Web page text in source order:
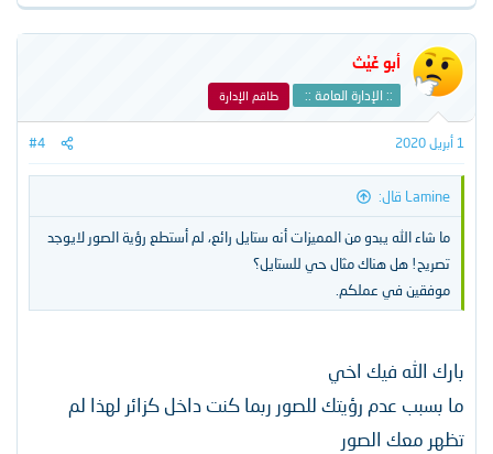
أبو غَيْث
:: الإدارة العامة :: طاقم الإدارة
1 أبريل 2020 #4
Lamine قال:
ما شاء الله يبدو من المميزات أنه ستايل رائع، لم أستطع رؤية الصور لايوجد
تصريح! هل هناك مثال حي للستايل؟
موفقين في عملكم.
بارك الله فيك اخي
ما بسبب عدم رؤيتك للصور ربما كنت داخل كزائر لهذا لم
تظهر معك الصور